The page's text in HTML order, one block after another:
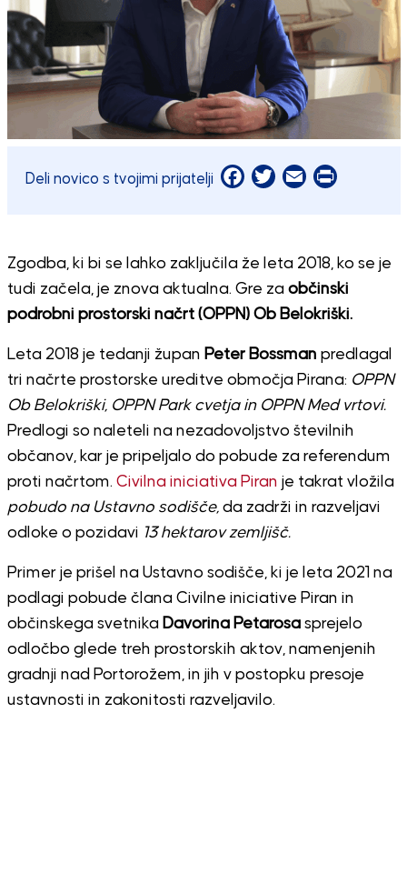
Deli novico s tvojimi prijatelji Facebook
Twitter
EmailPrint
Zgodba, ki bi se lahko zaključila že leta 2018, ko se je
tudi začela, je znova aktualna. Gre zaobčinski
podrobni prostorski načrt (OPPN) Ob Belokriški.
Leta 2018 je tedanji župan Peter Bossman predlagal
tri načrte prostorske ureditve območja Pirana: OPPN
Ob Belokriški, OPPN Park cvetja in OPPN Med vrtovi.
Predlogi so naleteli na nezadovoljstvo številnih
občanov, kar je pripeljalo do pobude za referendum
proti načrtom. Civilna iniciativa Piran je takrat vložila
pobudo na Ustavno sodišče,da zadrži in razveljavi
odloke o pozidavi 13 hektarov zemljišč.
Primer je prišel na Ustavno sodišče, ki je leta 2021 na
podlagi pobude člana Civilne iniciative Piran in
občinskega svetnikaDavorina Petarosasprejelo
odločbo glede treh prostorskih aktov, namenjenih
gradnji nad Portorožem, in jih v postopku presoje
ustavnosti in zakonitosti razveljavilo.